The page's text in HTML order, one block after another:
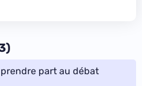
part au débat